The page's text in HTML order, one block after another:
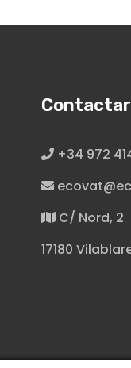
Contactar
+34 972
C/ Nord, 2
17180